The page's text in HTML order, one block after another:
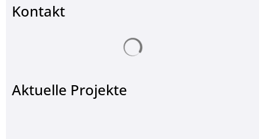
Kontakt
Aktuelle Projekte